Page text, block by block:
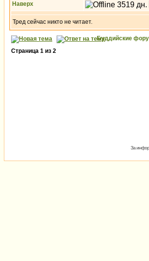
Наверх
Тред сейчас никто не читает.
Буддийские
Страница 1 из 2
За